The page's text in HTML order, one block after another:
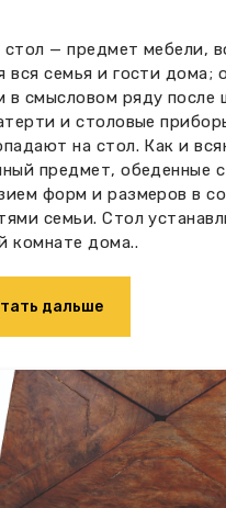
— предмет мебели,
вся семья и гости дома;
смысловом ряду после
и столовые
на стол. Как и
предмет, обеденные
форм и размеров в
семьи. Стол
комнате дома..
дальше